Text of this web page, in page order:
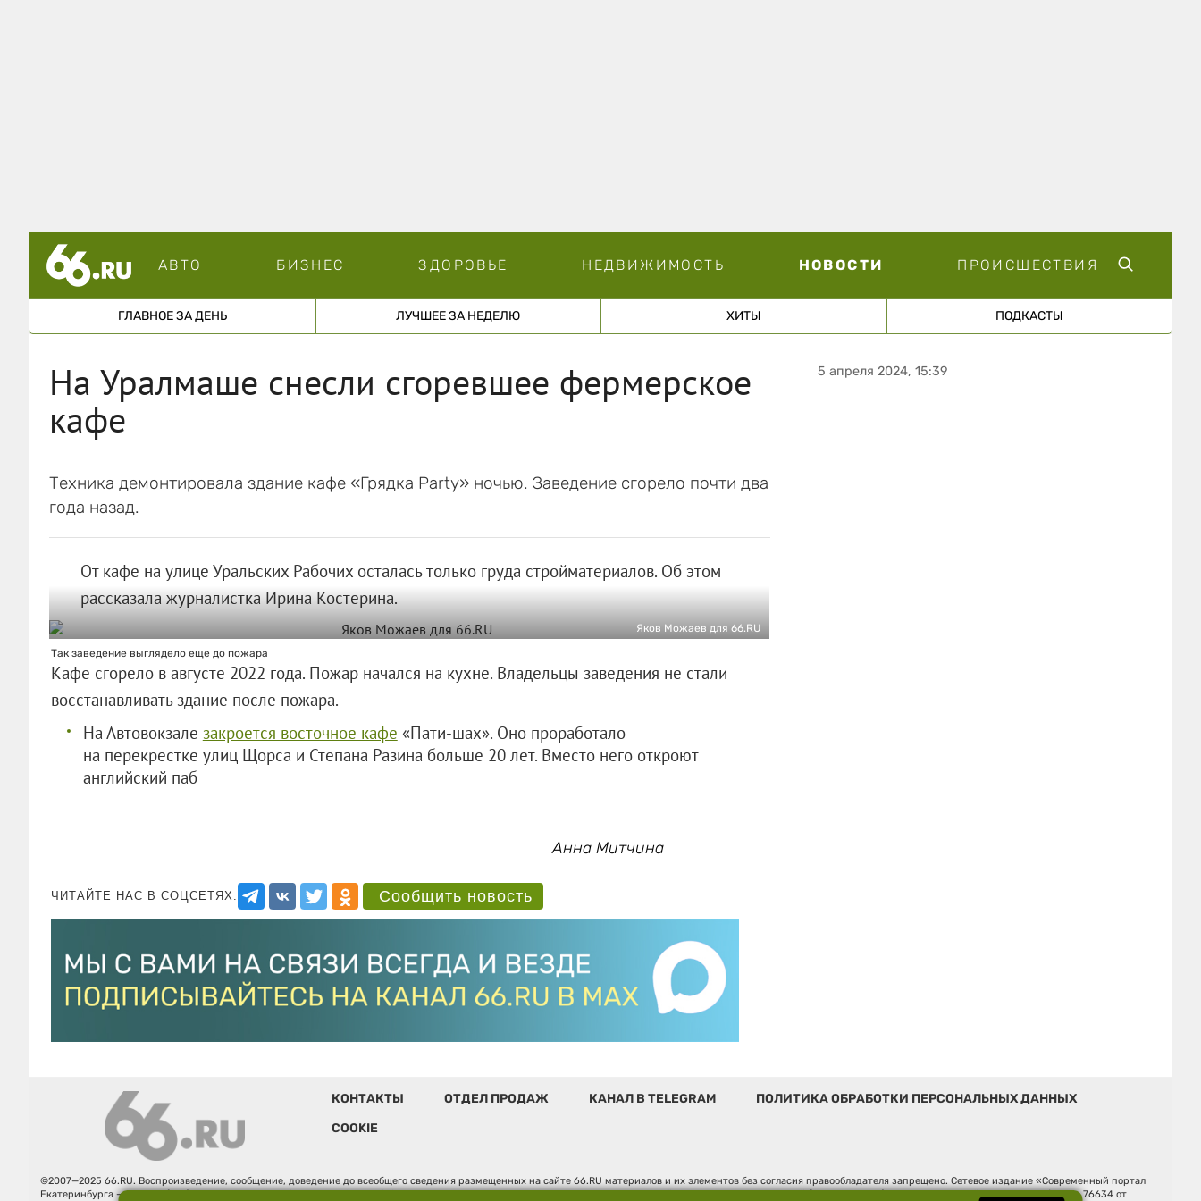
АВТО БИЗНЕС ЗДОРОВЬЕ НЕДВИЖИМОСТЬ НОВОСТИ ПРОИСШЕСТВИЯ
ГЛАВНОЕ ЗА ДЕНЬ ЛУЧШЕЕ ЗА НЕДЕЛЮ ХИТЫ ПОДКАСТЫ
На Уралмаше снесли сгоревшее фермерское
кафе
Техника демонтировала здание кафе «Грядка Party» ночью. Заведение сгорело почти два
года назад.
От кафе на улице Уральских Рабочих осталась только груда стройматериалов. Об этом
рассказала журналистка Ирина Костерина.
Яков Можаев для 66.RU
Так заведение выглядело еще до пожара
Кафе сгорело в августе 2022 года. Пожар начался на кухне. Владельцы заведения не стали
восстанавливать здание после пожара.
На Автовокзале закроется восточное кафе «Пати-шах». Оно проработало
на перекрестке улиц Щорса и Степана Разина больше 20 лет. Вместо него откроют
английский паб
Анна Митчина
ЧИТАЙТЕ НАС В СОЦСЕТЯХ: Сообщить новость
5 апреля 2024, 15:39
КОНТАКТЫ ОТДЕЛ ПРОДАЖ КАНАЛ В TELEGRAM
ПОЛИТИКА ОБРАБОТКИ ПЕРСОНАЛЬНЫХ ДАННЫХ
COOKIE
©2007—2025 66.RU. Воспроизведение, сообщение, доведение до всеобщего сведения размещенных на сайте 66.RU материалов и их элементов без согласия правообладателя запрещено. Сетевое издание «Современный портал
Екатеринбурга — «66.ru» (18+) зарегистрировано Федеральной службой по надзору в сфере связи, информационных технологий и массовых коммуникаций (Роскомнадзор). Регистрационный номер ЭЛ № ФС 77 - 76634 от